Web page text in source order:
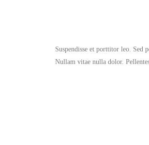
Suspendisse et porttitor leo.
Nullam vitae nulla dolor.